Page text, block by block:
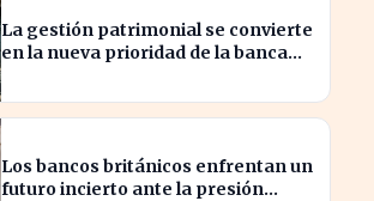
La gestión patrimonial se convierte
en la nueva prioridad de la banca
Los bancos británicos enfrentan un
futuro incierto ante la presión